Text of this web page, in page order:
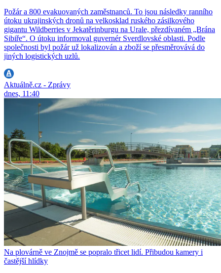
Požár a 800 evakuovaných zaměstnanců. To jsou následky ranního
útoku ukrajinských dronů na velkosklad ruského zásilkového
gigantu Wildberries v Jekatěrinburgu na Urale, přezdívaném „Brána
Sibiře“. O útoku informoval guvernér Sverdlovské oblasti. Podle
společnosti byl požár už lokalizován a zboží se přesměrovává do
jiných logistických uzlů.
Aktuálně.cz - Zprávy
dnes, 11:40
Na plovárně ve Znojmě se popralo třicet lidí. Přibudou kamery i
častější hlídky